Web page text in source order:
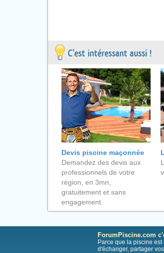
C'est intéressant aussi !
Devis piscine maçonnée
Demandez des devis aux
professionnels de votre
région, en 3mn,
gratuitement et sans
engagement.
ForumPiscine.com
Parce que la piscine
d'échanger, partager